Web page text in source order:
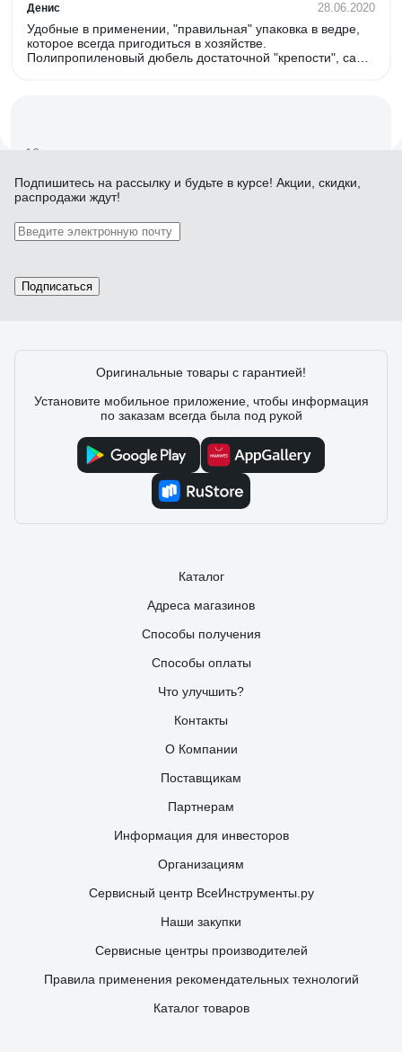
Денис 28.06.2020
Удобные в применении, "правильная" упаковка в ведре,
которое всегда пригодиться в хозяйстве.
Полипропиленовый дюбель достаточной "крепости", сам
16 отзывов
Отзыв о дюбеле-анкере Tech-Krep Бабочка
10х50 100 шт. полипропилен пакет 111494
Не дорогие и качественные за упаковку 100шт.
Отзыв о самосверлящем дюбеле для
гипсокартона Fischer DUOBLADE (50 шт.)
Подпишитесь на рассылку и будьте в курсе! Акции, скидки,
распродажи ждут!
Подписаться
Оригинальные товары с гарантией!
Установите мобильное приложение, чтобы информация
по заказам всегда была под рукой
Каталог
Адреса магазинов
Способы получения
Способы оплаты
Что улучшить?
Контакты
О Компании
Поставщикам
Партнерам
Информация для инвесторов
Организациям
Сервисный центр ВсеИнструменты.ру
Наши закупки
Сервисные центры производителей
Правила применения рекомендательных технологий
Каталог товаров